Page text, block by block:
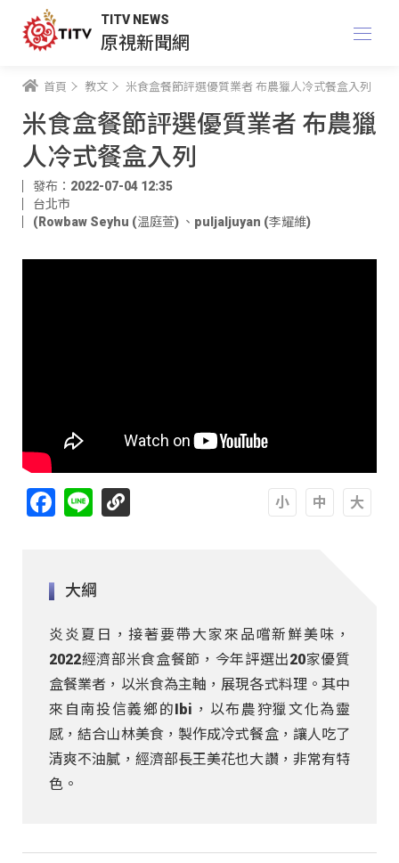
TITV NEWS
原視新聞網
首頁 教文 米食盒餐節評選優質業者 布農獵人冷式餐盒入列
米食盒餐節評選優質業者 布農獵
人冷式餐盒入列
發布：2022-07-04 12:35
台北市
(Rowbaw Seyhu (温庭萱) 、 puljaljuyan (李耀維)
Facebook
Line
大綱
炎炎夏日，接著要帶大家來品嚐新鮮美味，
2022經濟部米食盒餐節，今年評選出20家優質
盒餐業者，以米食為主軸，展現各式料理。其中
來自南投信義鄉的Ibi，以布農狩獵文化為靈
感，結合山林美食，製作成冷式餐盒，讓人吃了
清爽不油膩，經濟部長王美花也大讚，非常有特
色。